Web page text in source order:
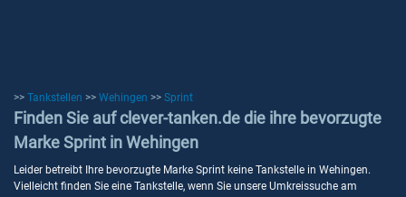
>> Tankstellen >> Wehingen >> Sprint
Finden Sie auf clever-tanken.de die ihre bevorzugte
Marke Sprint in Wehingen
Leider betreibt Ihre bevorzugte Marke Sprint keine Tankstelle in Wehingen.
Vielleicht finden Sie eine Tankstelle, wenn Sie unsere Umkreissuche am